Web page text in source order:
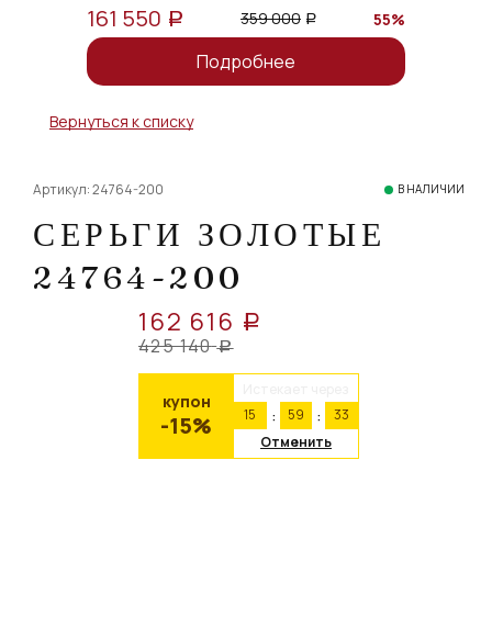
161 550 a 359 000 a 55%
Подробнее
Вернуться к списку
Артикул: 24764-200 В НАЛИЧИИ
СЕРЬГИ ЗОЛОТЫЕ
24764-200
162 616 a
425 140 a
купон
-15%
15
59
32
Отменить